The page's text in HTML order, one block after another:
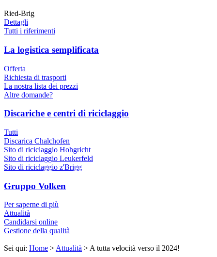
Ried-Brig
Dettagli
Tutti i riferimenti
La logistica semplificata
Offerta
Richiesta di trasporti
La nostra lista dei prezzi
Altre domande?
Discariche e centri di riciclaggio
Tutti
Discarica Chalchofen
Sito di riciclaggio Hohgricht
Sito di riciclaggio Leukerfeld
Sito di riciclaggio z'Brigg
Gruppo Volken
Per saperne di più
Attualità
Candidarsi online
Gestione della qualità
Sei qui: Home >Attualità >A tutta velocità verso il 2024!